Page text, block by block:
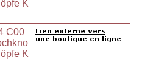
K
C00
K